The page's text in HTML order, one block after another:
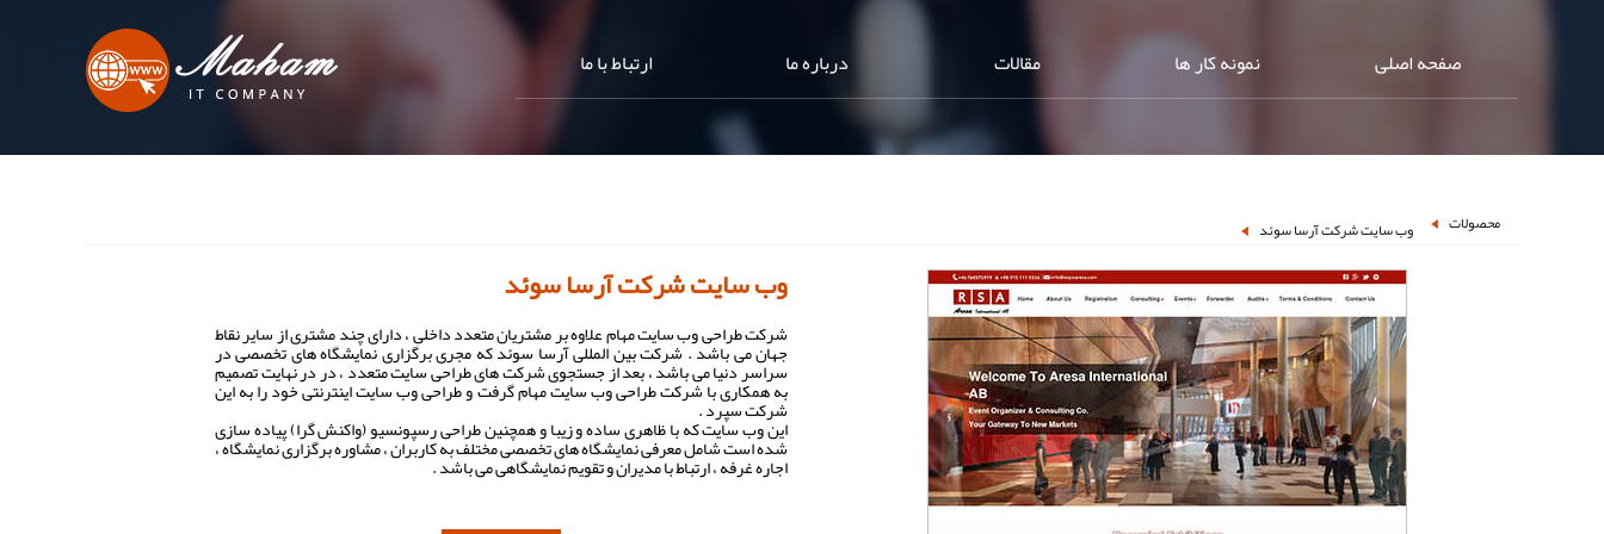
صفحه اصلی نمونه کار ها مقالات درباره ما ارتباط با ما
محصولات وب سایت شرکت آرسا سوئد
وب سایت شرکت آرسا سوئد
شرکت طراحی وب سایت مهام علاوه بر مشتریان متعدد داخلی ، دارای چند مشتری از سایر نقاط
جهان می باشد . شرکت بین المللی آرسا سوئد که مجری برگزاری نمایشگاه های تخصصی در
سراسر دنیا می باشد ، بعد از جستجوی شرکت های طراحی سایت متعدد ، در در نهایت تصمیم
به همکاری با شرکت طراحی وب سایت مهام گرفت و طراحی وب سایت اینترنتی خود را به این
شرکت سپرد .
این وب سایت که با ظاهری ساده و زیبا و همچنین طراحی رسپونسیو (واکنش گرا) پیاده سازی
شده است شامل معرفی نمایشگاه های تخصصی مختلف به کاربران ، مشاوره برگزاری نمایشگاه ،
اجاره غرفه ، ارتباط با مدیران و تقویم نمایشگاهی می باشد .